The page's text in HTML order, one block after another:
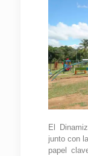
El
junto con
papel